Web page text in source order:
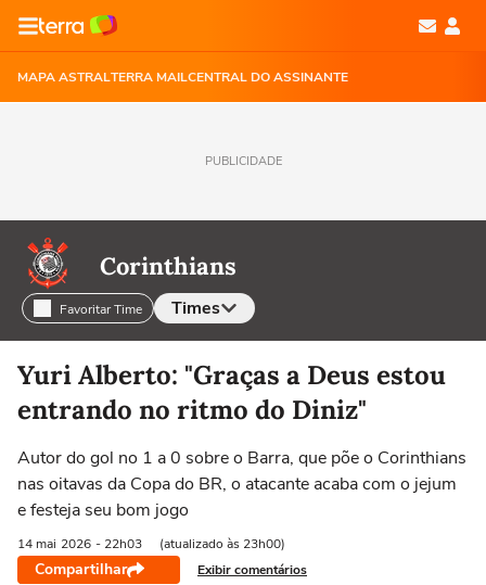
MAPA ASTRALTERRA MAILCENTRAL DO ASSINANTE
PUBLICIDADE
Corinthians
Favoritar Time Times
Selecione o time para ver as notícias
Yuri Alberto: "Graças a Deus estou
entrando no ritmo do Diniz"
Autor do gol no 1 a 0 sobre o Barra, que põe o Corinthians
nas oitavas da Copa do BR, o atacante acaba com o jejum
e festeja seu bom jogo
14 mai 2026 - 22h03 (atualizado às 23h00)
Compartilhar Exibir comentários